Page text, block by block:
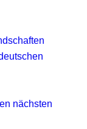
nächsten